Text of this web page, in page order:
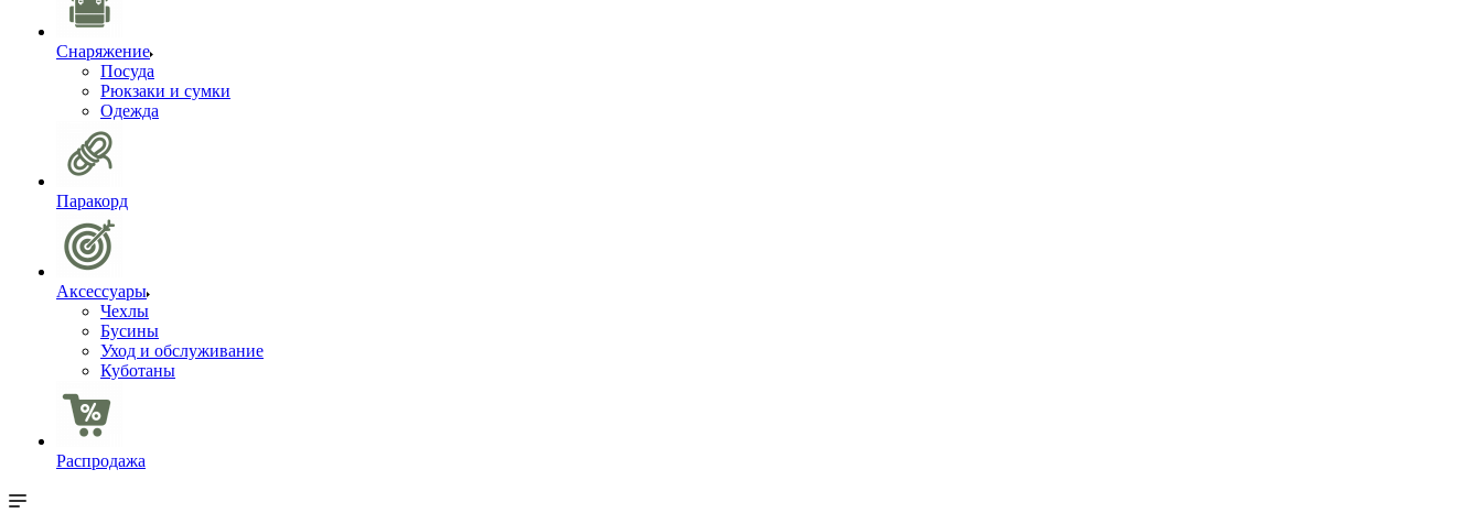
Снаряжение
Посуда
Рюкзаки и сумки
Одежда
Паракорд
Аксессуары
Чехлы
Бусины
Уход и обслуживание
Куботаны
Распродажа